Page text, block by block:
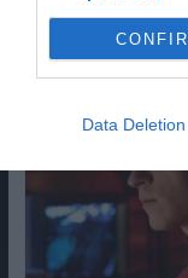
Data Deletion
ÚLTIMAS